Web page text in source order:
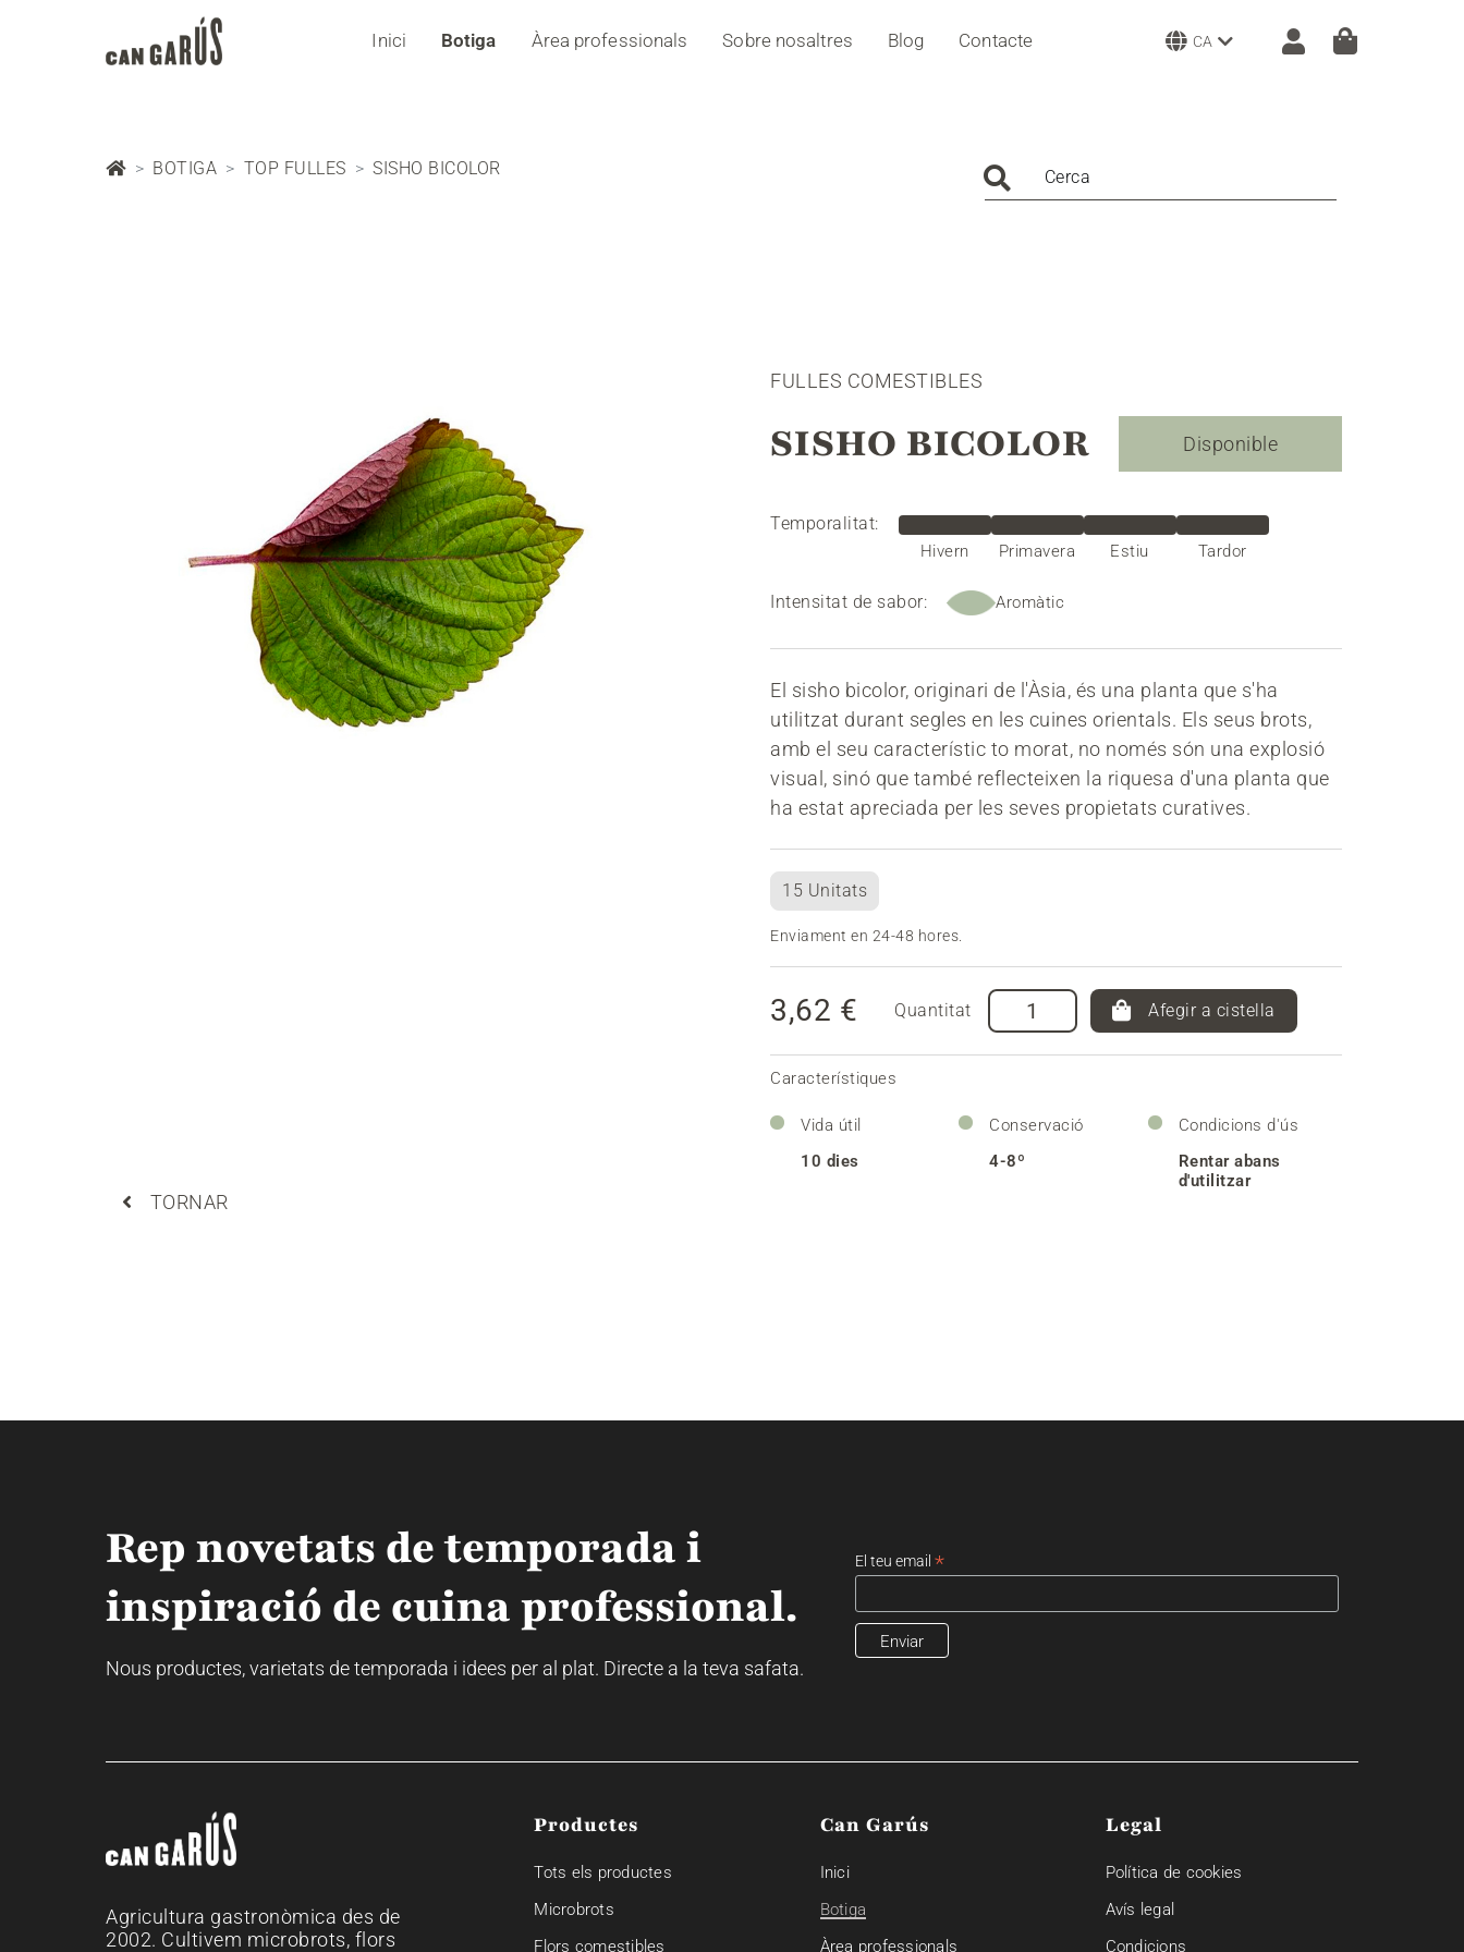
Inici Botiga Àrea professionals Sobre nosaltres Blog Contacte CA
BOTIGA TOP FULLES SISHO BICOLOR Cerca
FULLES COMESTIBLES
SISHO BICOLOR Disponible
Temporalitat:
Hivern Primavera Estiu Tardor
Intensitat de sabor: Aromàtic
El sisho bicolor, originari de l'Àsia, és una planta que s'ha
utilitzat durant segles en les cuines orientals. Els seus brots,
amb el seu característic to morat, no només són una explosió
visual, sinó que també reflecteixen la riquesa d'una planta que
ha estat apreciada per les seves propietats curatives.
15 Unitats
Enviament en 24-48 hores.
3,62 € Quantitat Afegir a cistella
Característiques
Vida útil
10 dies
Conservació
4-8º
Condicions d'ús
Rentar abans
d'utilitzar
TORNAR
Rep novetats de temporada i
inspiració de cuina professional.
Nous productes, varietats de temporada i idees per al plat. Directe a la teva safata.
El teu email*
Agricultura gastronòmica des de
2002. Cultivem microbrots, flors
Productes
Tots els productes
Microbrots
Flors comestibles
Can Garús
Inici
Botiga
Àrea professionals
Legal
Política de cookies
Avís legal
Condicions